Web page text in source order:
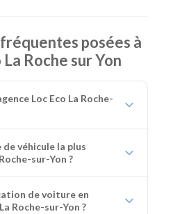
posées à
La Roche sur Yon
Loc Eco La Roche-
véhicule la plus
sur-Yon ?
de voiture en
Roche-sur-Yon ?